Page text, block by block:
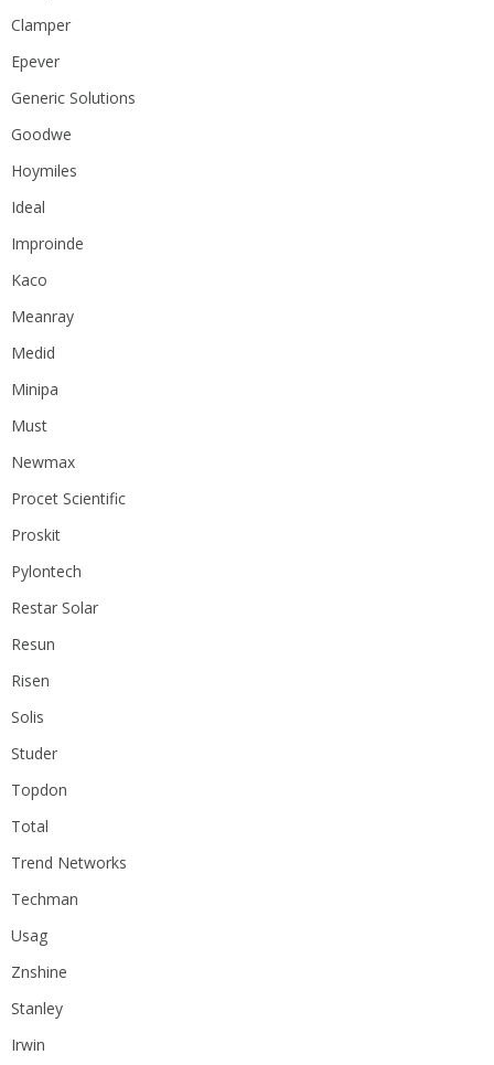
Clamper
Epever
Generic Solutions
Goodwe
Hoymiles
Ideal
Improinde
Kaco
Meanray
Medid
Minipa
Must
Newmax
Procet Scientific
Proskit
Pylontech
Restar Solar
Resun
Risen
Solis
Studer
Topdon
Total
Trend Networks
Techman
Usag
Znshine
Stanley
Irwin